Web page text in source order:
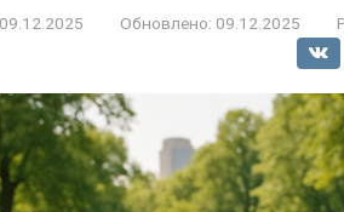
09.12.2025 Обновлено: 09.12.2025